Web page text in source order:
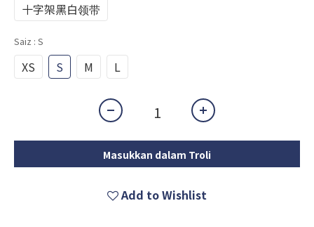
十字架黑白领带
Saiz : S
XS S M L
Masukkan dalam Troli
Add to Wishlist